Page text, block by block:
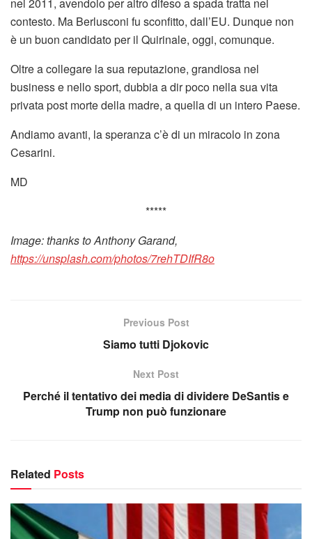
contesto. Ma Berlusconi fu sconfitto, dall’EU. Dunque non
è un buon candidato per il Quirinale, oggi, comunque.
Oltre a collegare la sua reputazione, grandiosa nel
business e nello sport, dubbia a dir poco nella sua vita
privata post morte della madre, a quella di un intero Paese.
Andiamo avanti, la speranza c’è di un miracolo in zona
Cesarini.
MD
*****
Image: thanks to Anthony Garand,
https://unsplash.com/photos/7rehTDIfR8o
Previous Post
Siamo tutti Djokovic
Next Post
Perché il tentativo dei media di dividere DeSantis e
Trump non può funzionare
Related Posts